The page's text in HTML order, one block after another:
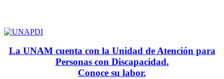
La UNAM cuenta con la Unidad de Atención para
Personas con Discapacidad.
Conoce su labor.